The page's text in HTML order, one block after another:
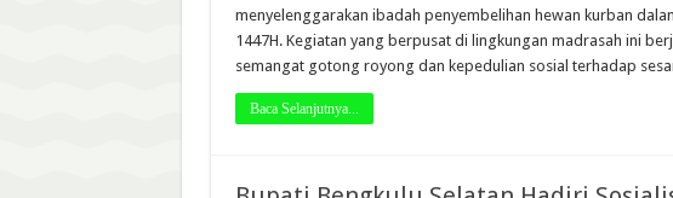
menyelenggarakan ibadah penyembelihan hewan kurban
1447H. Kegiatan yang berpusat di lingkungan madrasah ini
semangat gotong royong dan kepedulian sosial terhadap
Baca Selanjutnya...